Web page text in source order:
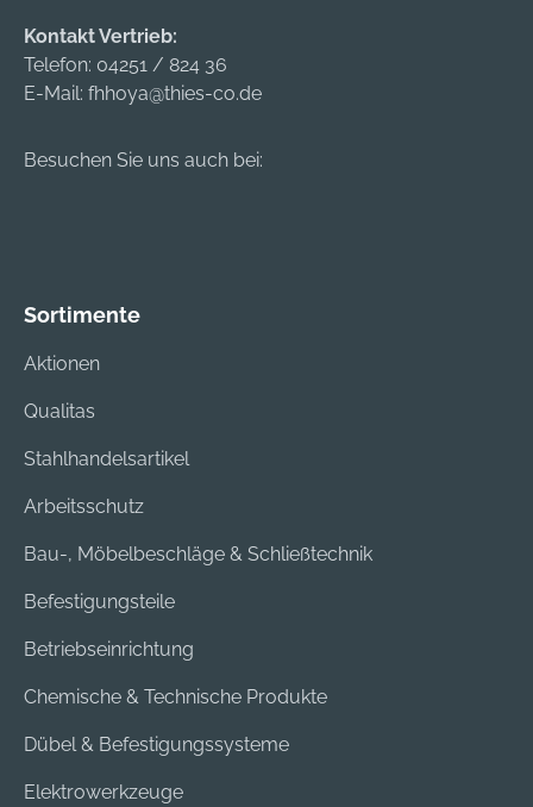
Kontakt Vertrieb:
Telefon: 04251 / 824 36
E-Mail: fhhoya@thies-co.de
Besuchen Sie uns auch bei:
Sortimente
Aktionen
Qualitas
Stahlhandelsartikel
Arbeitsschutz
Bau-, Möbelbeschläge & Schließtechnik
Befestigungsteile
Betriebseinrichtung
Chemische & Technische Produkte
Dübel & Befestigungssysteme
Elektrowerkzeuge